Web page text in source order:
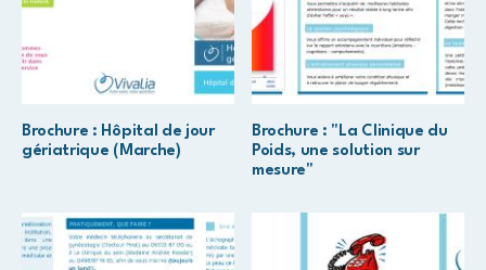
Brochure : Hôpital de jour
gériatrique (Marche)
Brochure : "La Clinique du
Poids, une solution sur
mesure"